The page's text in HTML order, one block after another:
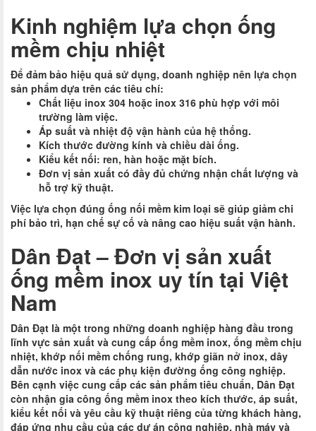
Kinh nghiệm lựa chọn ống
mềm chịu nhiệt
Để đảm bảo hiệu quả sử dụng, doanh nghiệp nên lựa chọn
sản phẩm dựa trên các tiêu chí:
Chất liệu inox 304 hoặc inox 316 phù hợp với môi
trường làm việc.
Áp suất và nhiệt độ vận hành của hệ thống.
Kích thước đường kính và chiều dài ống.
Kiểu kết nối: ren, hàn hoặc mặt bích.
Đơn vị sản xuất có đầy đủ chứng nhận chất lượng và
hỗ trợ kỹ thuật.
Việc lựa chọn đúng ống nối mềm kim loại sẽ giúp giảm chi
phí bảo trì, hạn chế sự cố và nâng cao hiệu suất vận hành.
Dân Đạt – Đơn vị sản xuất
ống mềm inox uy tín tại Việt
Nam
Dân Đạt là một trong những doanh nghiệp hàng đầu trong
lĩnh vực sản xuất và cung cấp ống mềm inox, ống mềm chịu
nhiệt, khớp nối mềm chống rung, khớp giãn nở inox, dây
dẫn nước inox và các phụ kiện đường ống công nghiệp.
Bên cạnh việc cung cấp các sản phẩm tiêu chuẩn, Dân Đạt
còn nhận gia công ống mềm inox theo kích thước, áp suất,
kiểu kết nối và yêu cầu kỹ thuật riêng của từng khách hàng,
đáp ứng nhu cầu của các dự án công nghiệp, nhà máy và